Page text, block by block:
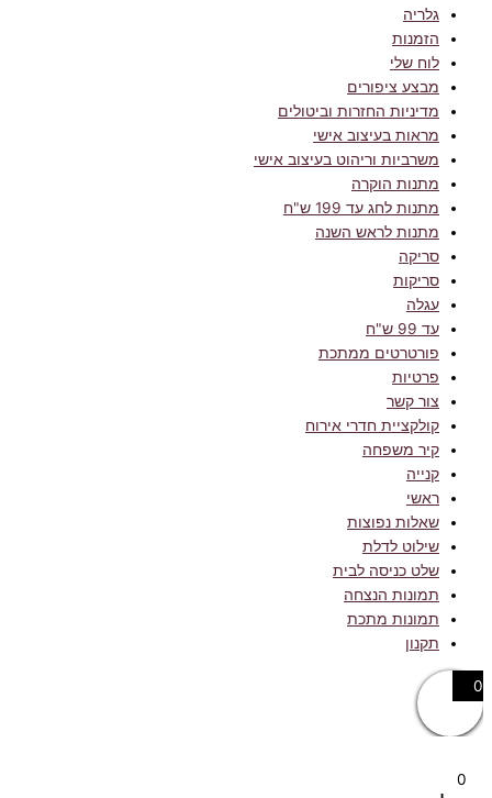
גלריה
הזמנות
לוח שלי
מבצע ציפורים
מדיניות החזרות וביטולים
מראות בעיצוב אישי
משרביות וריהוט בעיצוב אישי
מתנות הוקרה
מתנות לחג עד 199 ש"ח
מתנות לראש השנה
סריקה
סריקות
עגלה
עד 99 ש"ח
פורטרטים ממתכת
פרטיות
צור קשר
קולקציית חדרי אירוח
קיר משפחה
קנייה
ראשי
שאלות נפוצות
שילוט לדלת
שלט כניסה לבית
תמונות הנצחה
תמונות מתכת
תקנון